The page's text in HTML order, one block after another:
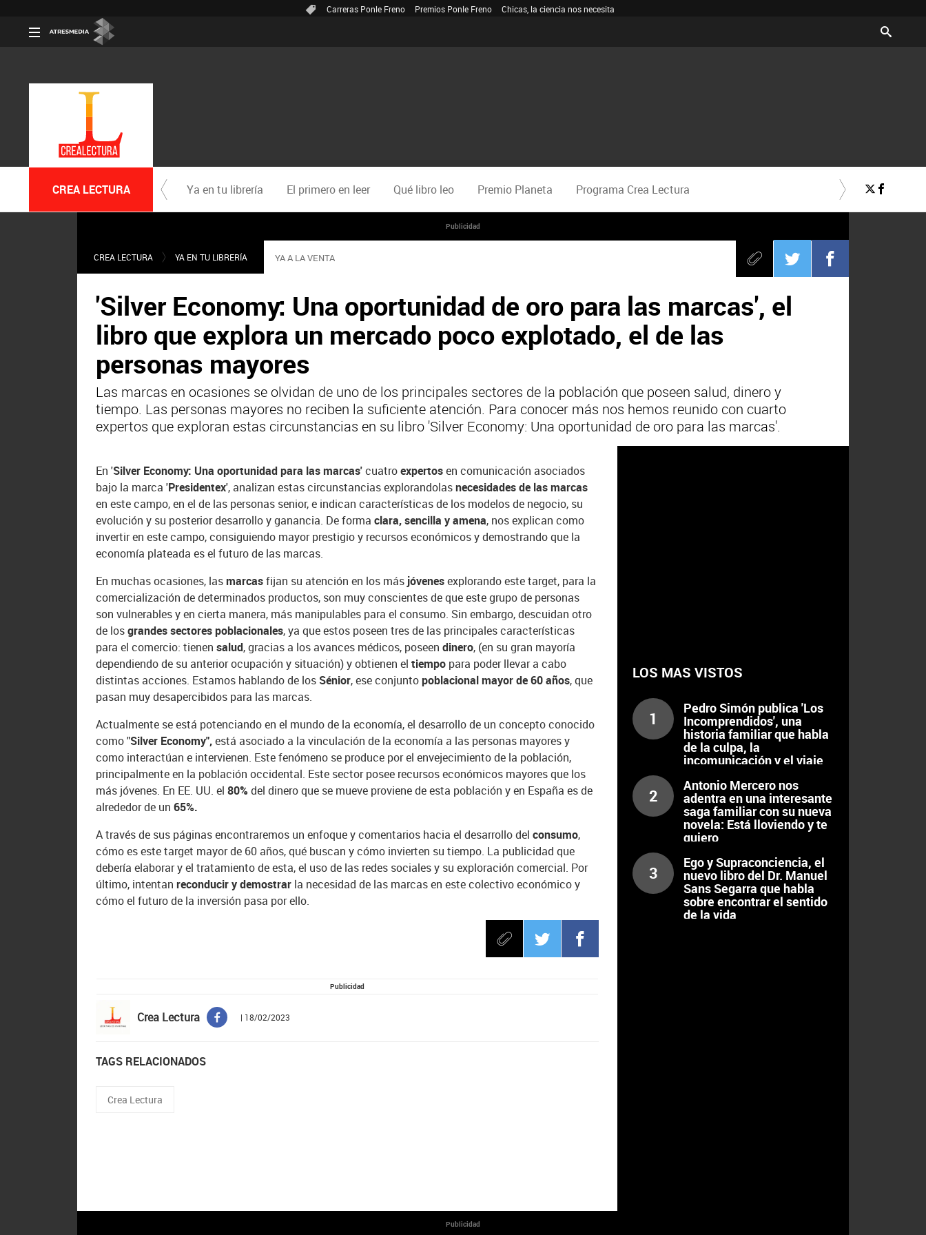
Carreras Ponle Freno Premios Ponle Freno Chicas, la ciencia nos necesita
CREA LECTURA Ya en tu librería El primero en leer Qué libro leo Premio Planeta Programa Crea Lectura
Publicidad
CREA LECTURA YA EN TU LIBRERÍA YA A LA VENTA
'Silver Economy: Una oportunidad de oro para las marcas', el
libro que explora un mercado poco explotado, el de las
personas mayores
Las marcas en ocasiones se olvidan de uno de los principales sectores de la población que poseen salud, dinero y
tiempo. Las personas mayores no reciben la suficiente atención. Para conocer más nos hemos reunido con cuarto
expertos que exploran estas circunstancias en su libro 'Silver Economy: Una oportunidad de oro para las marcas'.
En 'Silver Economy: Una oportunidad para las marcas'cuatroexpertosen comunicación asociados
bajo la marca 'Presidentex', analizan estas circunstancias explorandolasnecesidades de las marcas
en este campo, en el de las personas senior, e indican características de los modelos de negocio, su
evolución y su posterior desarrollo y ganancia. De formaclara, sencilla y amena, nos explican como
invertir en este campo, consiguiendo mayor prestigio y recursos económicos y demostrando que la
economía plateada es el futuro de las marcas.
En muchas ocasiones, lasmarcasfijan su atención en los más jóvenesexplorando este target, para la
comercialización de determinados productos, son muy conscientes de que este grupo de personas
son vulnerables y en cierta manera, más manipulables para el consumo. Sin embargo, descuidan otro
de losgrandes sectores poblacionales, ya que estos poseen tres de las principales características
para el comercio: tienensalud, gracias a los avances médicos, poseendinero, (en su gran mayoría
dependiendo de su anterior ocupación y situación) y obtienen eltiempo para poder llevar a cabo
distintas acciones. Estamos hablando de los Sénior, ese conjuntopoblacional mayor de 60 años, que
pasan muy desapercibidos para las marcas.
Actualmente se está potenciando en el mundo de la economía, el desarrollo de un concepto conocido
como "Silver Economy",está asociado a la vinculación de la economía a las personas mayores y
como interactúan e intervienen. Este fenómeno se produce por el envejecimiento de la población,
principalmente en la población occidental. Este sector posee recursos económicos mayores que los
más jóvenes. En EE. UU. el 80%del dinero que se mueve proviene de esta población y en España es de
alrededor de un65%.
A través de sus páginas encontraremos un enfoque y comentarios hacia el desarrollo del consumo,
cómo es este target mayor de 60 años, qué buscan y cómo invierten su tiempo. La publicidad que
debería elaborar y el tratamiento de esta, el uso de las redes sociales y su exploración comercial. Por
último, intentanreconducir y demostrar la necesidad de las marcas en este colectivo económico y
cómo el futuro de la inversión pasa por ello.
Publicidad
Crea Lectura | 18/02/2023
TAGS RELACIONADOS
Crea Lectura
LOS MAS VISTOS
1
Pedro Simón publica 'Los
Incomprendidos', una
historia familiar que habla
de la culpa, la
incomunicación y el viaje
2
Antonio Mercero nos
adentra en una interesante
saga familiar con su nueva
novela: Está lloviendo y te
quiero
3
Ego y Supraconciencia, el
nuevo libro del Dr. Manuel
Sans Segarra que habla
sobre encontrar el sentido
de la vida
Publicidad